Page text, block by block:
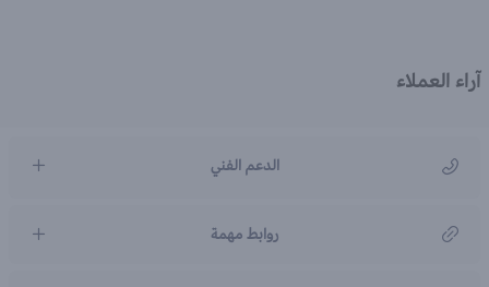
آراء العملاء
الدعم الفني
روابط مهمة